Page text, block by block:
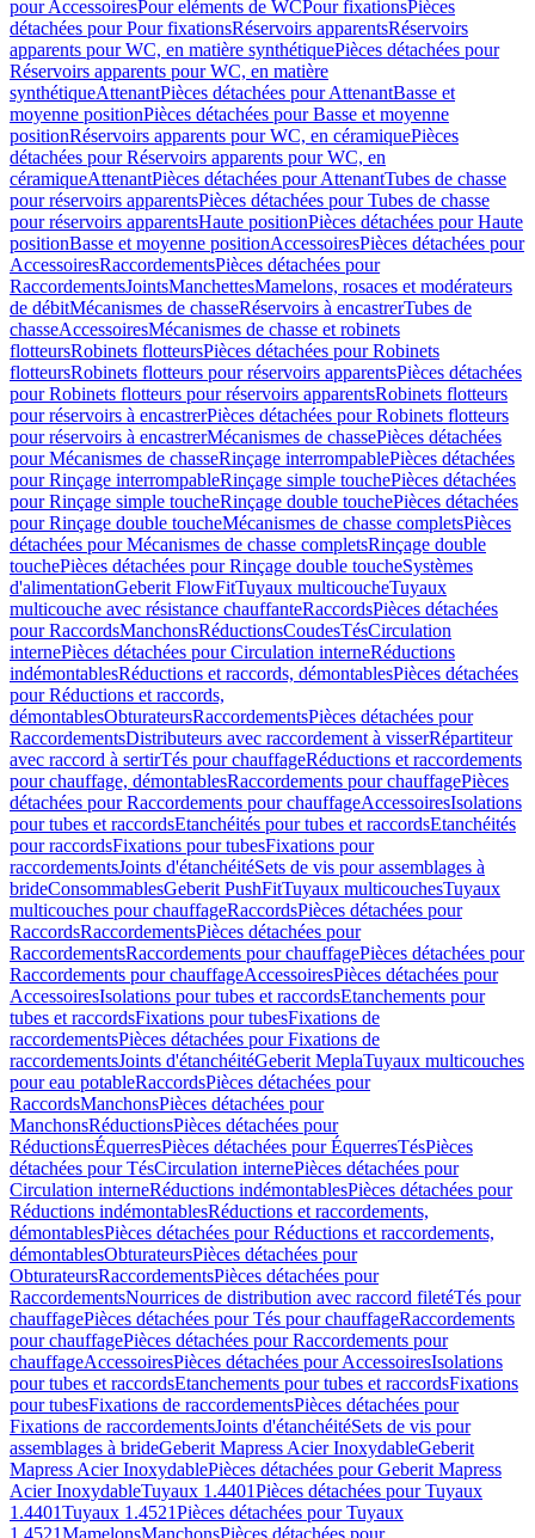
pour AccessoiresPour eléments de WCPour fixationsPièces
détachées pour Pour fixationsRéservoirs apparentsRéservoirs
apparents pour WC, en matière synthétiquePièces détachées pour
Réservoirs apparents pour WC, en matière
synthétiqueAttenantPièces détachées pour AttenantBasse et
moyenne positionPièces détachées pour Basse et moyenne
positionRéservoirs apparents pour WC, en céramiquePièces
détachées pour Réservoirs apparents pour WC, en
céramiqueAttenantPièces détachées pour AttenantTubes de chasse
pour réservoirs apparentsPièces détachées pour Tubes de chasse
pour réservoirs apparentsHaute positionPièces détachées pour Haute
positionBasse et moyenne positionAccessoiresPièces détachées pour
AccessoiresRaccordementsPièces détachées pour
RaccordementsJointsManchettesMamelons, rosaces et modérateurs
de débitMécanismes de chasseRéservoirs à encastrerTubes de
chasseAccessoiresMécanismes de chasse et robinets
flotteursRobinets flotteursPièces détachées pour Robinets
flotteursRobinets flotteurs pour réservoirs apparentsPièces détachées
pour Robinets flotteurs pour réservoirs apparentsRobinets flotteurs
pour réservoirs à encastrerPièces détachées pour Robinets flotteurs
pour réservoirs à encastrerMécanismes de chassePièces détachées
pour Mécanismes de chasseRinçage interrompablePièces détachées
pour Rinçage interrompableRinçage simple touchePièces détachées
pour Rinçage simple toucheRinçage double touchePièces détachées
pour Rinçage double toucheMécanismes de chasse completsPièces
détachées pour Mécanismes de chasse completsRinçage double
touchePièces détachées pour Rinçage double toucheSystèmes
d'alimentationGeberit FlowFitTuyaux multicoucheTuyaux
multicouche avec résistance chauffanteRaccordsPièces détachées
pour RaccordsManchonsRéductionsCoudesTésCirculation
internePièces détachées pour Circulation interneRéductions
indémontablesRéductions et raccords, démontablesPièces détachées
pour Réductions et raccords,
démontablesObturateursRaccordementsPièces détachées pour
RaccordementsDistributeurs avec raccordement à visserRépartiteur
avec raccord à sertirTés pour chauffageRéductions et raccordements
pour chauffage, démontablesRaccordements pour chauffagePièces
détachées pour Raccordements pour chauffageAccessoiresIsolations
pour tubes et raccordsEtanchéités pour tubes et raccordsEtanchéités
pour raccordsFixations pour tubesFixations pour
raccordementsJoints d'étanchéitéSets de vis pour assemblages à
brideConsommablesGeberit PushFitTuyaux multicouchesTuyaux
multicouches pour chauffageRaccordsPièces détachées pour
RaccordsRaccordementsPièces détachées pour
RaccordementsRaccordements pour chauffagePièces détachées pour
Raccordements pour chauffageAccessoiresPièces détachées pour
AccessoiresIsolations pour tubes et raccordsEtanchements pour
tubes et raccordsFixations pour tubesFixations de
raccordementsPièces détachées pour Fixations de
raccordementsJoints d'étanchéitéGeberit MeplaTuyaux multicouches
pour eau potableRaccordsPièces détachées pour
RaccordsManchonsPièces détachées pour
ManchonsRéductionsPièces détachées pour
RéductionsÉquerresPièces détachées pour ÉquerresTésPièces
détachées pour TésCirculation internePièces détachées pour
Circulation interneRéductions indémontablesPièces détachées pour
Réductions indémontablesRéductions et raccordements,
démontablesPièces détachées pour Réductions et raccordements,
démontablesObturateursPièces détachées pour
ObturateursRaccordementsPièces détachées pour
RaccordementsNourrices de distribution avec raccord filetéTés pour
chauffagePièces détachées pour Tés pour chauffageRaccordements
pour chauffagePièces détachées pour Raccordements pour
chauffageAccessoiresPièces détachées pour AccessoiresIsolations
pour tubes et raccordsEtanchements pour tubes et raccordsFixations
pour tubesFixations de raccordementsPièces détachées pour
Fixations de raccordementsJoints d'étanchéitéSets de vis pour
assemblages à brideGeberit Mapress Acier InoxydableGeberit
Mapress Acier InoxydablePièces détachées pour Geberit Mapress
Acier InoxydableTuyaux 1.4401Pièces détachées pour Tuyaux
1.4401Tuyaux 1.4521Pièces détachées pour Tuyaux
1.4521MamelonsManchonsPièces détachées pour